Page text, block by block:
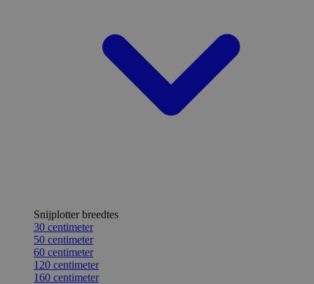
Snijplotter breedtes
30 centimeter
50 centimeter
60 centimeter
120 centimeter
160 centimeter